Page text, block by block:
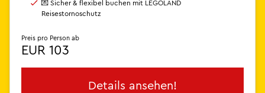
💌 Sicher & flexibel buchen mit LEGOLAND
Reisestornoschutz
Preis pro Person ab
EUR 103
Details ansehen!